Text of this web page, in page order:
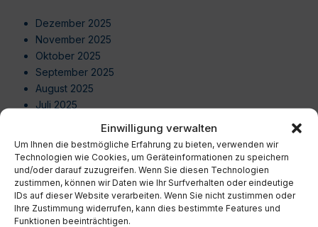
Einwilligung verwalten
Um Ihnen die bestmögliche Erfahrung zu bieten, verwenden wir
Technologien wie Cookies, um Geräteinformationen zu speichern
und/oder darauf zuzugreifen. Wenn Sie diesen Technologien
zustimmen, können wir Daten wie Ihr Surfverhalten oder eindeutige
IDs auf dieser Website verarbeiten. Wenn Sie nicht zustimmen oder
Ihre Zustimmung widerrufen, kann dies bestimmte Features und
Funktionen beeinträchtigen.
Dezember 2025
November 2025
Oktober 2025
September 2025
August 2025
Juli 2025
April 2025
März 2025
Februar 2025
Januar 2025
Dezember 2024